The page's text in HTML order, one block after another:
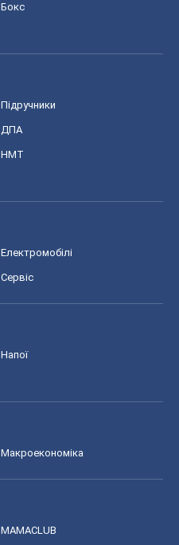
Бокс
Підручники
ДПА
НМТ
Електромобілі
Сервіс
Напої
Макроекономіка
MAMACLUB